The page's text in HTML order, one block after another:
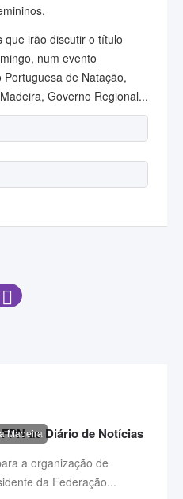
que irão discutir o título
num evento
de Natação,
Governo Regional...
DE PÓLO AQUÁTICO ARRANCA
O SONHO COMANDA A
Madeiraao Diário de Notícias
a organização de
da Federação...